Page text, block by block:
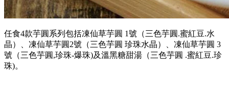
任食4款芋圓系列包括凍仙草芋圓 1號（三色芋圓.蜜紅豆.水
晶）、凍仙草芋圓2號（三色芋圓 珍珠水晶）、凍仙草芋圓 3
號（三色芋圓,珍珠-爆珠)及溫黑糖甜湯（三色芋圓 .蜜紅豆.珍
珠)。